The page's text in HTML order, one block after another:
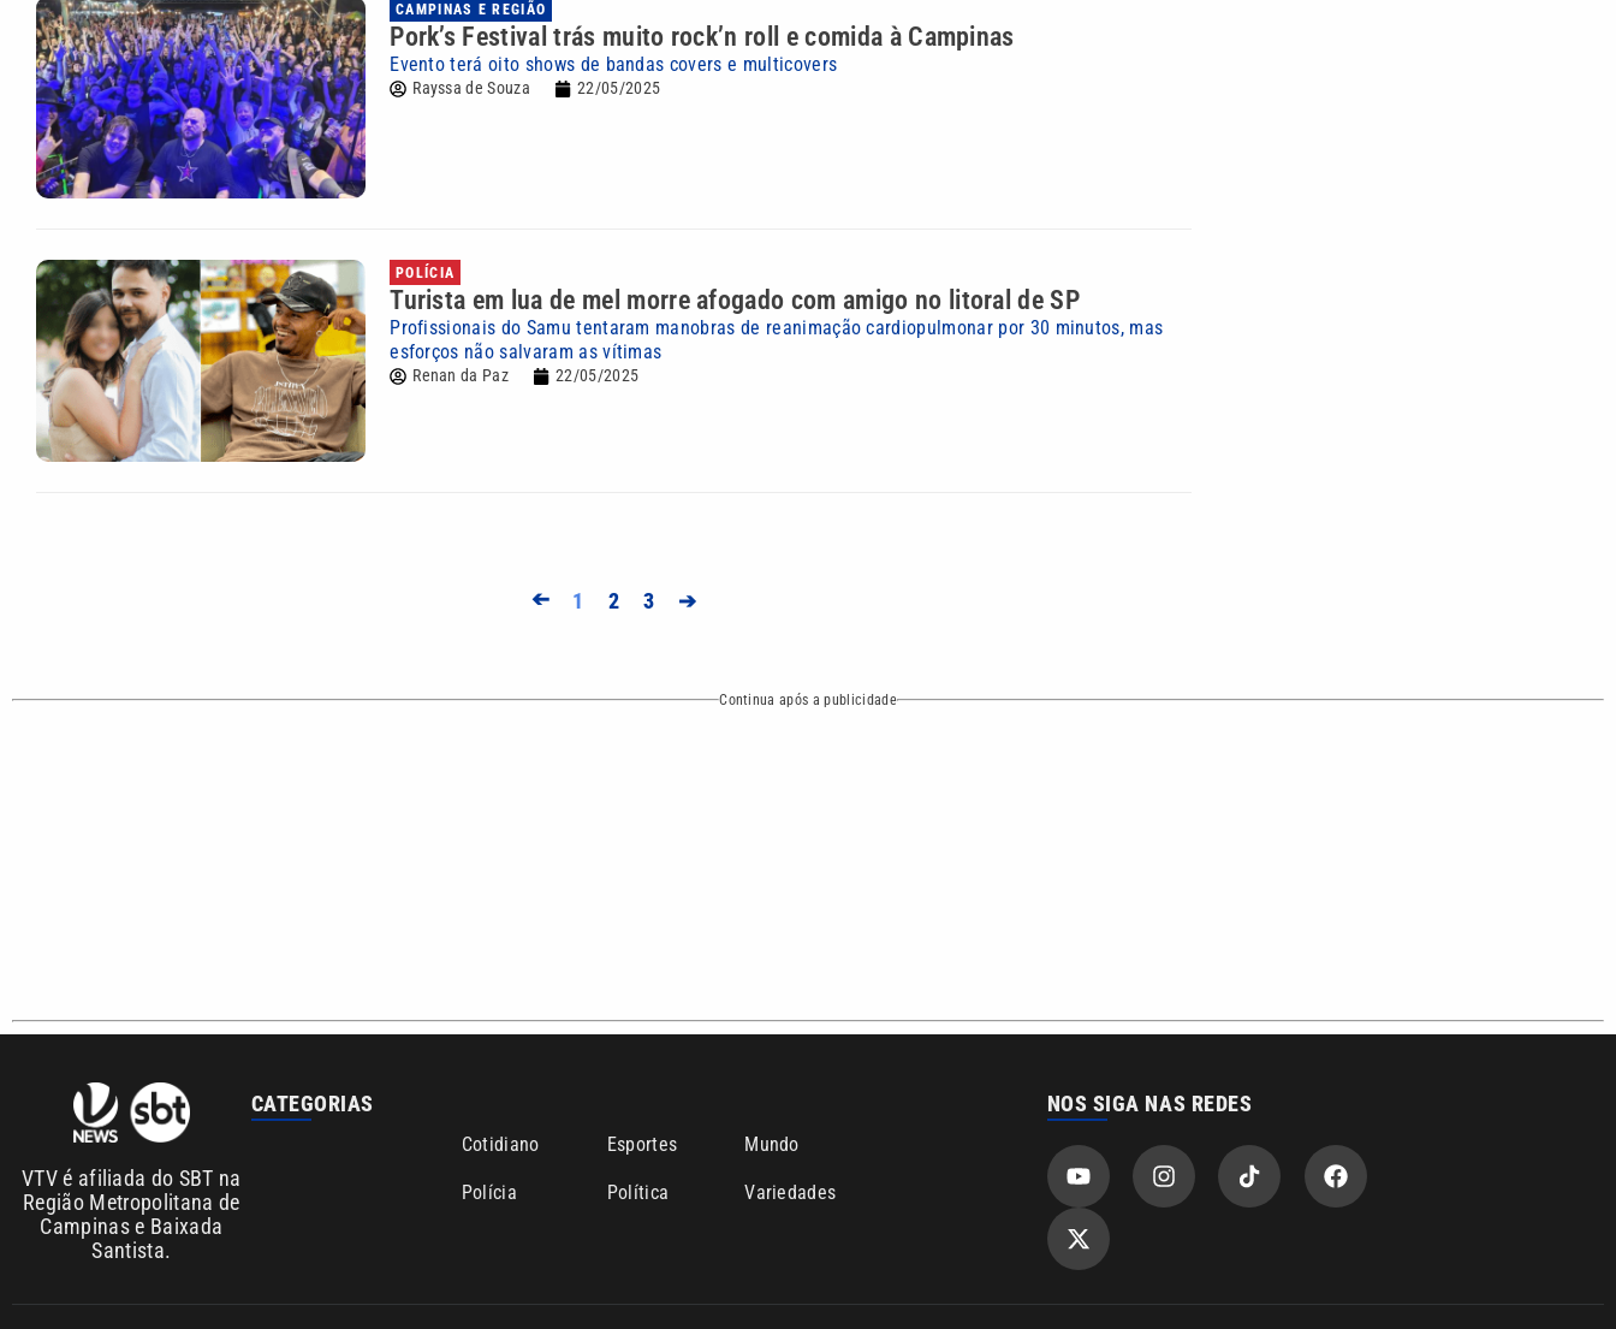
CAMPINAS E REGIÃO
Pork’s Festival trás muito rock’n roll e comida à Campinas
Evento terá oito shows de bandas covers e multicovers
Rayssa de Souza 22/05/2025
POLÍCIA
Turista em lua de mel morre afogado com amigo no litoral de SP
Profissionais do Samu tentaram manobras de reanimação cardiopulmonar por 30 minutos, mas
esforços não salvaram as vítimas
Renan da Paz 22/05/2025
➔ 1 2 3 ➔
Continua após a publicidade
Sobre nós Anuncie agora com a emissora VTV SBT Área de cobertura que a VTV SBT acompanha: Entre em contato com a VTV News
Copyright © 2026. Todos os direitos reservados | Empresa de Comunicação PRM Ltda – CNPJ: 01.773.119.0001-60